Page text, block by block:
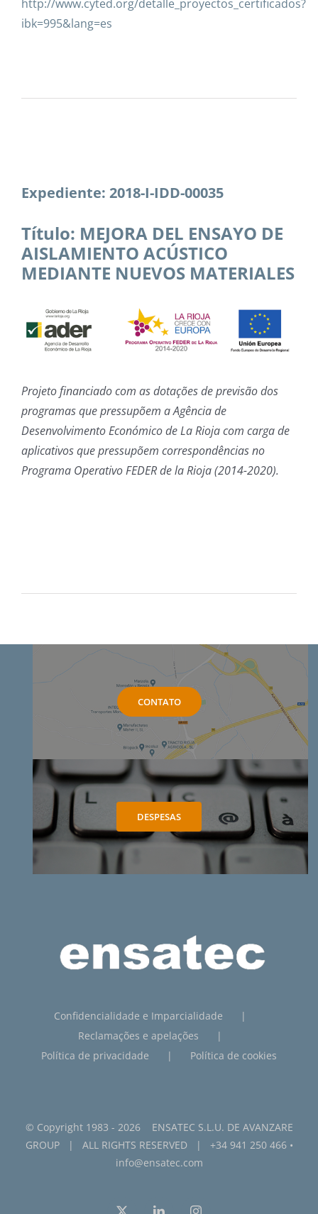
http://www.cyted.org/detalle_proyectos_certificados?
ibk=995&lang=es
Expediente: 2018-I-IDD-00035
Título: MEJORA DEL ENSAYO DE
AISLAMIENTO ACÚSTICO
MEDIANTE NUEVOS MATERIALES
Projeto financiado com as dotações de previsão dos
programas que pressupõem a Agência de
Desenvolvimento Económico de La Rioja com carga de
aplicativos que pressupõem correspondências no
Programa Operativo FEDER de la Rioja (2014-2020).
CONTATO
DESPESAS
Confidencialidade e Imparcialidade
Reclamações e apelações
Política de privacidade
Política de cookies
© Copyright 1983 - 2026 ENSATEC S.L.U. DE AVANZARE
GROUP| ALL RIGHTS RESERVED | +34 941 250 466 •
info@ensatec.com